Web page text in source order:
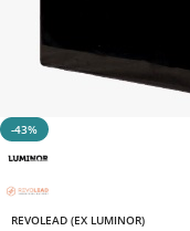
-43%
REVOLEAD (EX LUMINOR)